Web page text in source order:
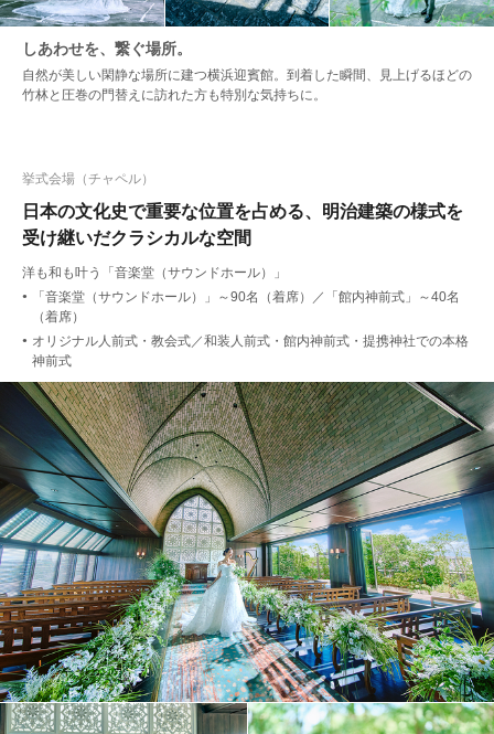
しあわせを、繋ぐ場所。
自然が美しい閑静な場所に建つ横浜迎賓館。到着した瞬間、見上げるほどの
竹林と圧巻の門替えに訪れた方も特別な気持ちに。
日本の文化史で重要な位置を占める、明治建築の様式を
受け継いだクラシカルな空間
挙式会場（チャペル）
洋も和も叶う「音楽堂（サウンドホール）」
●
「音楽堂（サウンドホール）」～90名（着席）／「館内神前式」～40名
（着席）
●
オリジナル人前式・教会式／和装人前式・館内神前式・提携神社での本格
神前式